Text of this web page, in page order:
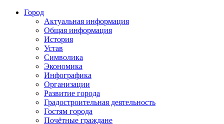
Город
Актуальная информация
Общая информация
История
Устав
Символика
Экономика
Инфографика
Организации
Развитие города
Градостроительная деятельность
Гостям города
Почётные граждане